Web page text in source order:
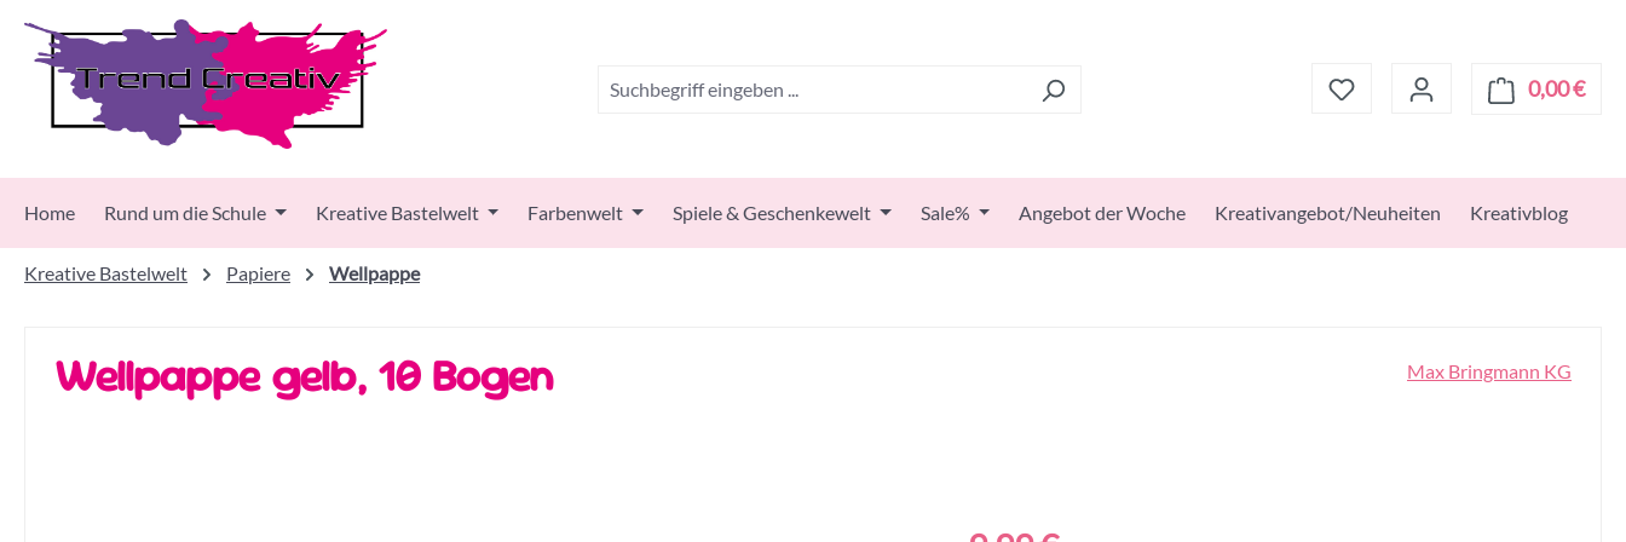
Hauptinhalt springen
Zur Suche springen
Zur Hauptnavigation springen
0,00 €
Home Rund um die Schule Kreative Bastelwelt Farbenwelt Spiele & Geschenkewelt Sale% Angebot der Woche Kreativangebot/Neuheiten Kreativblog
Kreative Bastelwelt Papiere Wellpappe
Wellpappe gelb, 10 Bogen Max Bringmann KG
Regulärer Preis: